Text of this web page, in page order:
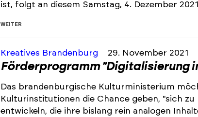
ist, folgt an diesem Samstag, 4. Dezember
WEITER
Kreatives Brandenburg 29. November 2021
Förderprogramm "Digitalisierung
Das brandenburgische Kulturministerium
Kulturinstitutionen die Chance geben, "sich
entwickeln, die ihre bislang rein analogen